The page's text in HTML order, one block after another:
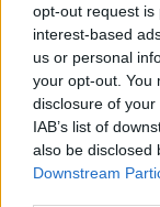
opt-out request is
interest-based
us or personal
your opt-out. You
disclosure of
IAB’s list of
also be disclosed
Downstream
Παλλήνης…